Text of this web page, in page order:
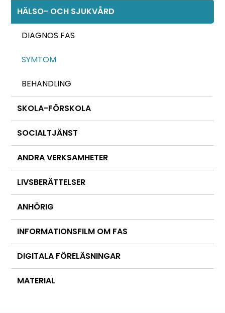
HÄLSO- OCH SJUKVÅRD
DIAGNOS FAS
SYMTOM
BEHANDLING
SKOLA-FÖRSKOLA
SOCIALTJÄNST
ANDRA VERKSAMHETER
LIVSBERÄTTELSER
ANHÖRIG
INFORMATIONSFILM OM FAS
DIGITALA FÖRELÄSNINGAR
MATERIAL